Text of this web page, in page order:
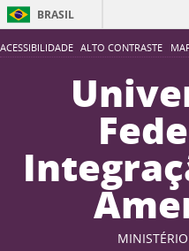
ACESSIBILIDADE ALTO CONTRASTE
BRASIL